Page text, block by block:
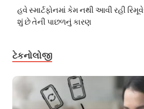
હવે સ્માર્ટફોનમાં કેમ નથી આવી રહી
શું છે તેની પાછળનું કારણ
ટેકનોલોજી